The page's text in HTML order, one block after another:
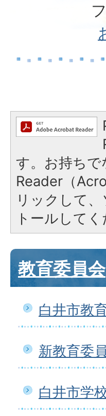
す。お持ち
Reader（
リックして
トールしてく
教育委員会
白井市教
新教育委
白井市学